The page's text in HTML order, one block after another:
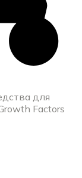
для
Factors